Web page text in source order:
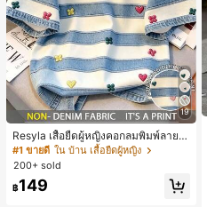
19
Resyla เสื้อยืดผู้หญิงคอกลมพิมพ์ลายด
อกไม้ 3D ลายพิมพ์
#1 ขายดี ใน บ้าน เสื้อยืดผู้หญิง
200+ sold
฿149